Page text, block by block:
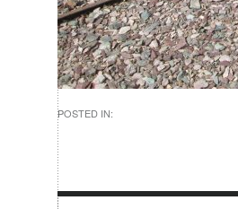
POSTED IN: